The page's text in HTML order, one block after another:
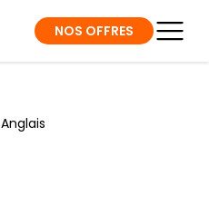
NOS OFFRES
Anglais